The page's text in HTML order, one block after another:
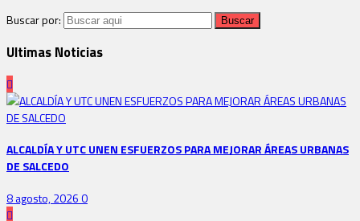
Buscar por:
Ultimas Noticias
ALCALDÍA Y UTC UNEN ESFUERZOS PARA MEJORAR ÁREAS URBANAS
DE SALCEDO
8 agosto, 20260